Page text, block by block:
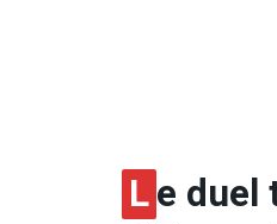
Le duel